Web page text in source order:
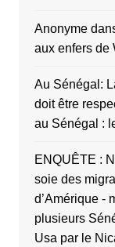
Anonyme
aux enfers de
Au Sénégal:
doit être
au Sénégal :
ENQUÊTE :
soie des
d’Amérique -
plusieurs
Usa par le